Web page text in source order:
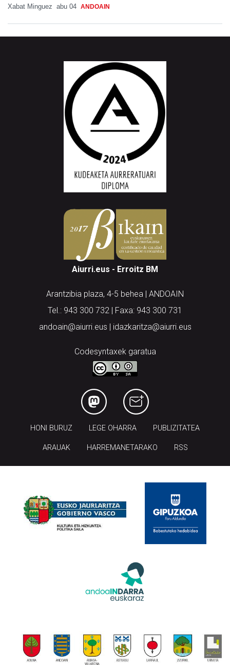
Xabat Minguez abu 04 ANDOAIN
Aiurri.eus - Erroitz BM
Arantzibia plaza, 4-5 behea | ANDOAIN
Tel.: 943 300 732 | Faxa: 943 300 731
andoain@aiurri.eus | idazkaritza@aiurri.eus
Codesyntaxek garatua
HONI BURUZ LEGE OHARRA PUBLIZITATEA
ARAUAK HARREMANETARAKO RSS